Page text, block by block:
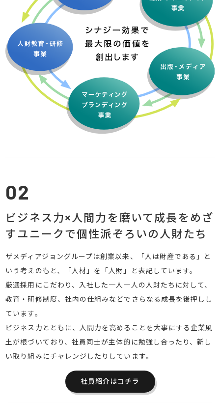
02
ビジネス力×人間力を磨いて成長をめざ
す ユニークで個性派ぞろいの人財たち
ザメディアジョングループは創業以来、「人は財産である」と
いう考えのもと、「人材」を「人財」と表記しています。
厳選採用にこだわり、入社した一人一人の人財たちに対して、
教育・研修制度、社内の仕組みなどでさらなる成長を後押しし
ています。
ビジネス力とともに、人間力を高めることを大事にする企業風
土が根づいており、社員同士が主体的に勉強し合ったり、新し
い取り組みにチャレンジしたりしています。
社員紹介はコチラ